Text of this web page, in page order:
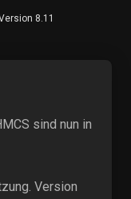
8.11
sind nun in
Version